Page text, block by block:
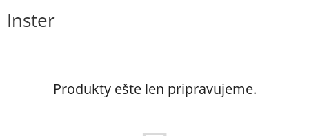
Inster
Produkty ešte len pripravujeme.